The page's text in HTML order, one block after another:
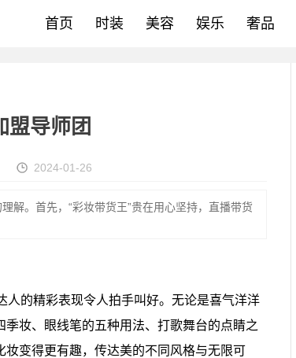
首页 时装 美容 娱乐 奢品
盟导师团
2024-01-26
解。首先，“彩妆带货王”贵在用心坚持，直播带货
的精彩表现令人拍手叫好。无论是喜气洋洋
妆、眼线笔的五种用法、打歌舞台的点睛之
变得更有趣，传达美的不同风格与无限可